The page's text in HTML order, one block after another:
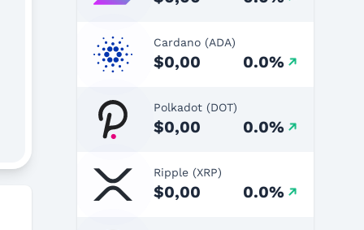
Cardano (ADA)
$0,00 0.0%
Polkadot (DOT)
$0,00 0.0%
Ripple (XRP)
$0,00 0.0%